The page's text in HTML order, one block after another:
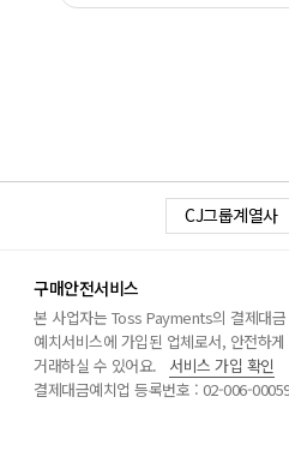
CJ그룹계열사
구매안전서비스
본 사업자는 Toss Payments의 결제대금
예치서비스에 가입된 업체로서, 안전하게
거래하실 수 있어요. 서비스 가입 확인
결제대금예치업 등록번호 : 02-006-